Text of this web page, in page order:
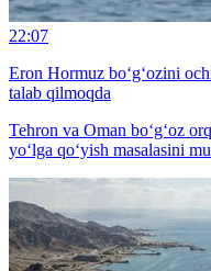
22:07
Eron Hormuz bo‘g‘ozini
talab qilmoqda
Tehron va Oman bo‘g‘oz
yo‘lga qo‘yish masalasini